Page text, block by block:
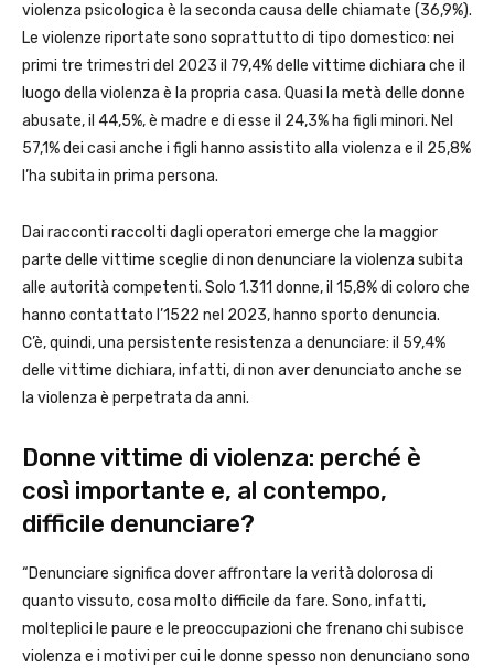
violenza psicologica è la seconda causa delle chiamate (36,9%).
Le violenze riportate sono soprattutto di tipo domestico: nei
primi tre trimestri del 2023 il 79,4% delle vittime dichiara che il
luogo della violenza è la propria casa. Quasi la metà delle donne
abusate, il 44,5%, è madre e di esse il 24,3% ha figli minori. Nel
57,1% dei casi anche i figli hanno assistito alla violenza e il 25,8%
l’ha subita in prima persona.
Dai racconti raccolti dagli operatori emerge che la maggior
parte delle vittime sceglie di non denunciare la violenza subita
alle autorità competenti. Solo 1.311 donne, il 15,8% di coloro che
hanno contattato l’1522 nel 2023, hanno sporto denuncia.
C’è, quindi, una persistente resistenza a denunciare: il 59,4%
delle vittime dichiara, infatti, di non aver denunciato anche se
la violenza è perpetrata da anni.
Donne vittime di violenza: perché è
così importante e, al contempo,
difficile denunciare?
“Denunciare significa dover affrontare la verità dolorosa di
quanto vissuto, cosa molto difficile da fare. Sono, infatti,
molteplici le paure e le preoccupazioni che frenano chi subisce
violenza e i motivi per cui le donne spesso non denunciano sono